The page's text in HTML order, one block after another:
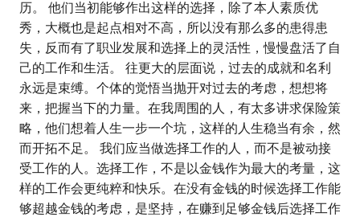
历。 他们当初能够作出这样的选择，除了本人素质优
秀，大概也是起点相对不高，所以没有那么多的患得患
失，反而有了职业发展和选择上的灵活性，慢慢盘活了自
己的工作和生活。 往更大的层面说，过去的成就和名利
永远是束缚。个体的觉悟当抛开对过去的考虑，想想将
来，把握当下的力量。在我周围的人，有太多讲求保险策
略，他们想着人生一步一个坑，这样的人生稳当有余，然
而开拓不足。 我们应当做选择工作的人，而不是被动接
受工作的人。选择工作，不是以金钱作为最大的考量，这
样的工作会更纯粹和快乐。在没有金钱的时候选择工作能
够超越金钱的考虑，是坚持，在赚到足够金钱后选择工作